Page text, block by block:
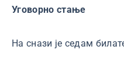
Уговорно стање
На снази је седам